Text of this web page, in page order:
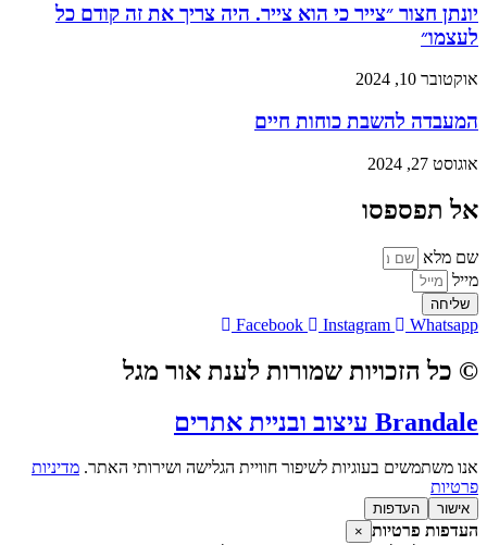
יונתן חצור ״צייר כי הוא צייר. היה צריך את זה קודם כל
לעצמו״
אוקטובר 10, 2024
המעבדה להשבת כוחות חיים
אוגוסט 27, 2024
אל תפספסו
שם מלא
מייל
שליחה
Facebook Instagram Whatsapp
© כל הזכויות שמורות לענת אור מגל
Brandale עיצוב ובניית אתרים
אנו משתמשים בעוגיות לשיפור חוויית הגלישה ושירותי האתר. מדיניות
פרטיות
אישור העדפות
העדפות פרטיות ×